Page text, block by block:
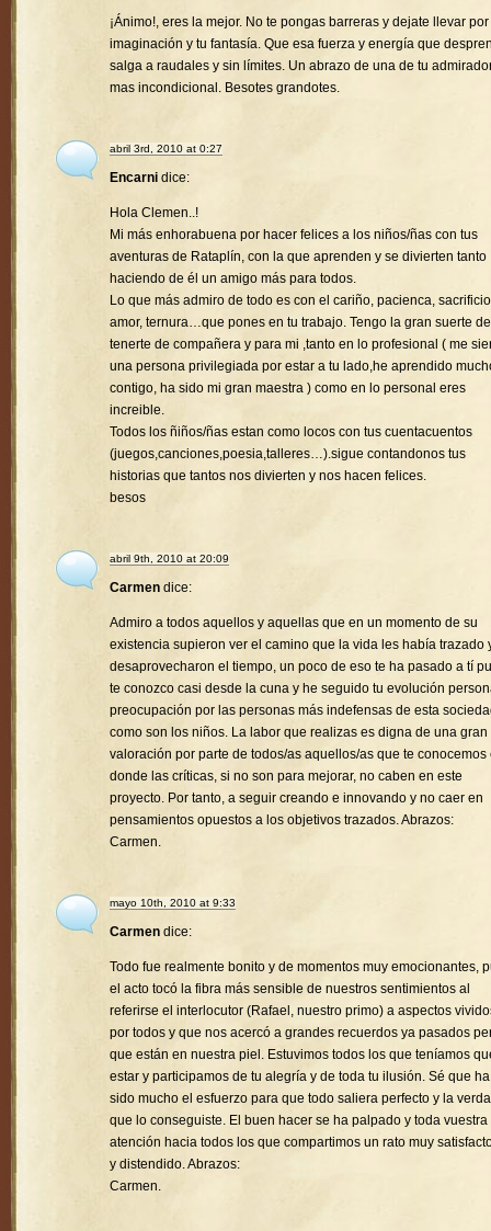
¡Ánimo!, eres la mejor. No te pongas barreras y dejate llevar por
imaginación y tu fantasía. Que esa fuerza y energía que
salga a raudales y sin límites. Un abrazo de una de tu
mas incondicional. Besotes grandotes.
abril 3rd, 2010 at 0:27
Encarni dice:
Hola Clemen..!
Mi más enhorabuena por hacer felices a los niños/ñas con tus
aventuras de Rataplín, con la que aprenden y se divierten tanto
haciendo de él un amigo más para todos.
Lo que más admiro de todo es con el cariño, pacienca,
amor, ternura…que pones en tu trabajo. Tengo la gran suerte de
tenerte de compañera y para mi ,tanto en lo profesional ( me
una persona privilegiada por estar a tu lado,he aprendido
contigo, ha sido mi gran maestra ) como en lo personal eres
increible.
Todos los ñiños/ñas estan como locos con tus cuentacuentos
(juegos,canciones,poesia,talleres…).sigue contandonos tus
historias que tantos nos divierten y nos hacen felices.
besos
abril 9th, 2010 at 20:09
Carmen dice:
Admiro a todos aquellos y aquellas que en un momento de su
existencia supieron ver el camino que la vida les había trazado
desaprovecharon el tiempo, un poco de eso te ha pasado a tí
te conozco casi desde la cuna y he seguido tu evolución
preocupación por las personas más indefensas de esta
como son los niños. La labor que realizas es digna de una gran
valoración por parte de todos/as aquellos/as que te conocemos
donde las críticas, si no son para mejorar, no caben en este
proyecto. Por tanto, a seguir creando e innovando y no caer en
pensamientos opuestos a los objetivos trazados. Abrazos:
Carmen.
mayo 10th, 2010 at 9:33
Carmen dice:
Todo fue realmente bonito y de momentos muy emocionantes,
el acto tocó la fibra más sensible de nuestros sentimientos al
referirse el interlocutor (Rafael, nuestro primo) a aspectos
por todos y que nos acercó a grandes recuerdos ya pasados
que están en nuestra piel. Estuvimos todos los que teníamos
estar y participamos de tu alegría y de toda tu ilusión. Sé que ha
sido mucho el esfuerzo para que todo saliera perfecto y la
que lo conseguiste. El buen hacer se ha palpado y toda vuestra
atención hacia todos los que compartimos un rato muy
y distendido. Abrazos:
Carmen.